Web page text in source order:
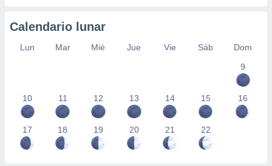
Calendario lunar
Lun Mar Mié Jue Vie Sáb
Dom
9
10 11 12 13 14 15 16
17 18 19 20 21 22